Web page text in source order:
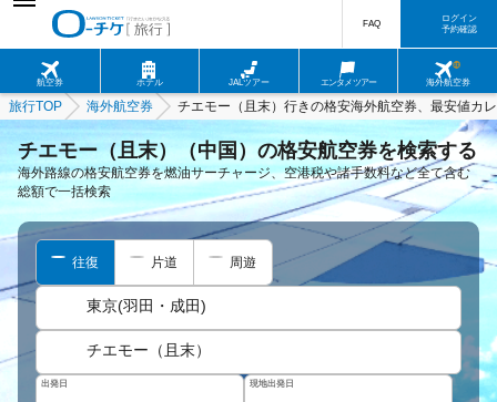
航空券 ホテル JALツアー エンタメツアー 海外航空券
FAQ
ログイン
予約確認
旅行TOP 海外航空券 チエモー（且末）行きの格安海外航空券、最安値カ
チエモー（且末）（中国）の格安航空券を検索する
海外路線の格安航空券を燃油サーチャージ、空港税や諸手数料など全て含む
総額で一括検索
往復 片道 周遊
東京(羽田・成田)
チエモー（且末）
出発日 現地出発日